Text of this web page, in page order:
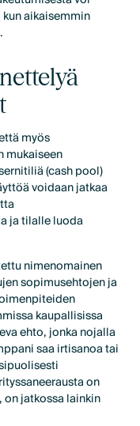
aikaisemmin
myös
mukaiseen
(cash pool)
voidaan jatkaa
ja tilalle luoda
nimenomainen
sopimusehtojen ja
kaupallisissa
ehto, jonka nojalla
saa irtisanoa tai
on
jatkossa lainkin